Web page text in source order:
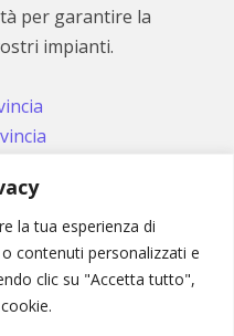
la tua esperienza di
contenuti personalizzati e
clic su "Accetta tutto",
per garantire la
impianti.